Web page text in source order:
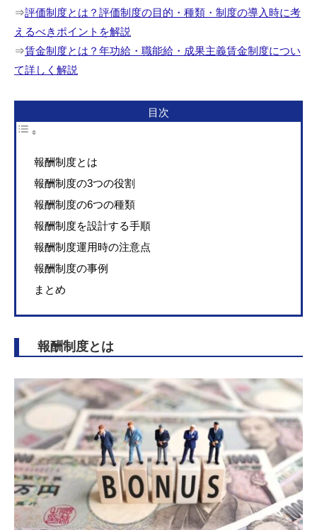
⇒評価制度とは？評価制度の目的・種類・制度の導入時に考
えるべきポイントを解説
⇒賃金制度とは？年功給・職能給・成果主義賃金制度につい
て詳しく解説
目次
報酬制度とは
報酬制度の3つの役割
報酬制度の6つの種類
報酬制度を設計する手順
報酬制度運用時の注意点
報酬制度の事例
まとめ
報酬制度とは